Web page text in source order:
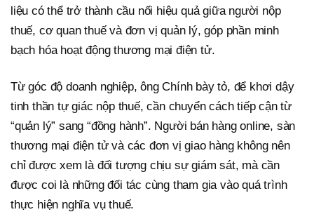
liệu có thể trở thành cầu nối hiệu quả giữa người nộp
thuế, cơ quan thuế và đơn vị quản lý, góp phần minh
bạch hóa hoạt động thương mại điện tử.
Từ góc độ doanh nghiệp, ông Chính bày tỏ, để khơi dậy
tinh thần tự giác nộp thuế, cần chuyển cách tiếp cận từ
“quản lý” sang “đồng hành”. Người bán hàng online, sàn
thương mại điện tử và các đơn vị giao hàng không nên
chỉ được xem là đối tượng chịu sự giám sát, mà cần
được coi là những đối tác cùng tham gia vào quá trình
thực hiện nghĩa vụ thuế.